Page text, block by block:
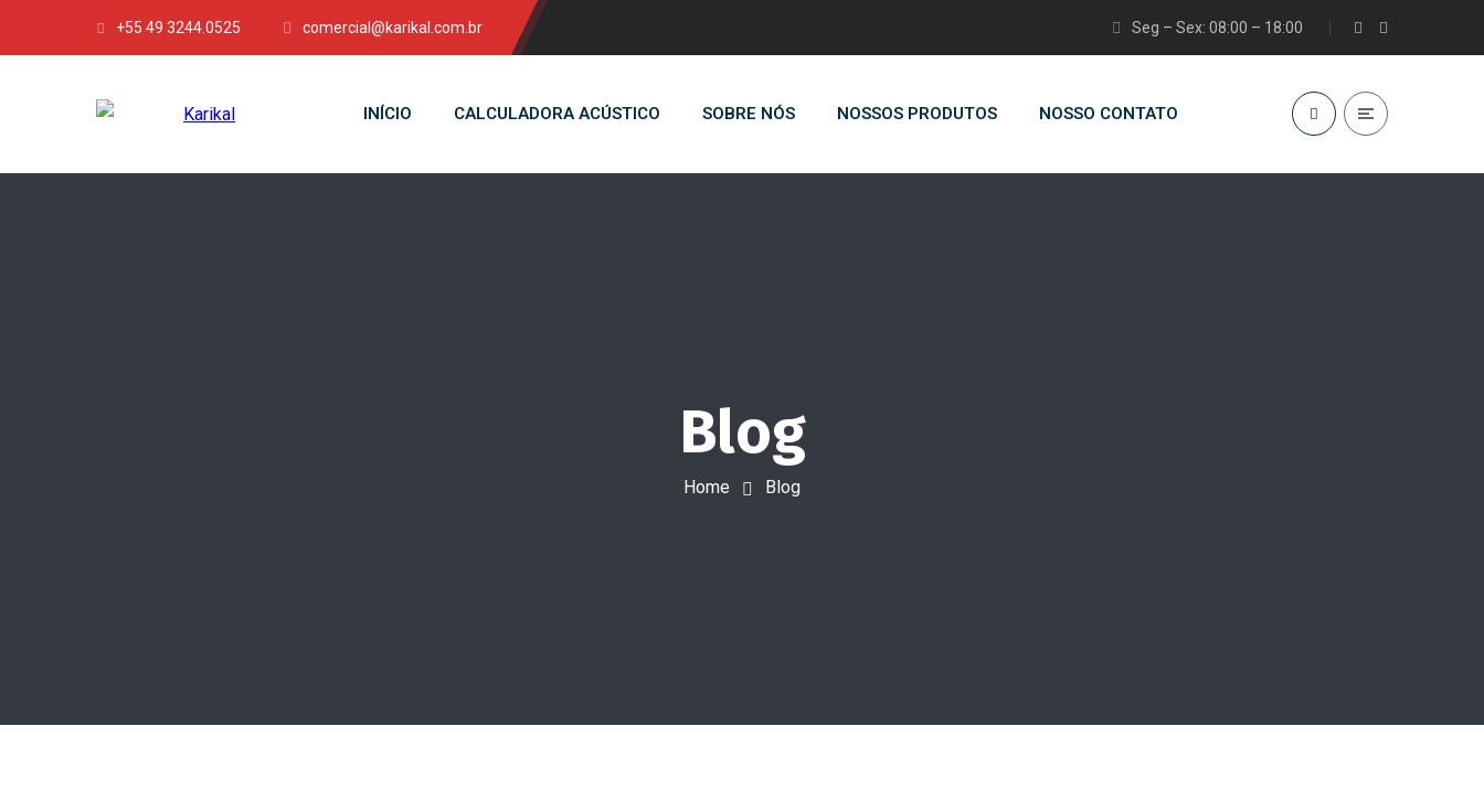
+55 49 3244.0525 comercial@karikal.com.br Seg – Sex: 08:00 – 18:00
INÍCIO CALCULADORA ACÚSTICO SOBRE NÓS NOSSOS PRODUTOS NOSSO CONTATO
Blog
Home Blog